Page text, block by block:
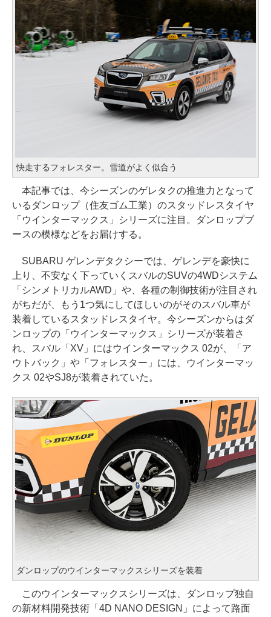
快走するフォレスター。雪道がよく似合う
本記事では、今シーズンのゲレタクの推進力となって
いるダンロップ（住友ゴム工業）のスタッドレスタイヤ
「ウインターマックス」シリーズに注目。ダンロップブ
ースの模様などをお届けする。
SUBARU ゲレンデタクシーでは、ゲレンデを豪快に
上り、不安なく下っていくスバルのSUVの4WDシステム
「シンメトリカルAWD」や、各種の制御技術が注目され
がちだが、もう1つ気にしてほしいのがそのスバル車が
装着しているスタッドレスタイヤ。今シーズンからはダ
ンロップの「ウインターマックス」シリーズが装着さ
れ、スバル「XV」にはウインターマックス 02が、「ア
ウトバック」や「フォレスター」には、ウインターマッ
クス 02やSJ8が装着されていた。
ダンロップのウインターマックスシリーズを装着
このウインターマックスシリーズは、ダンロップ独自
の新材料開発技術「4D NANO DESIGN」によって路面